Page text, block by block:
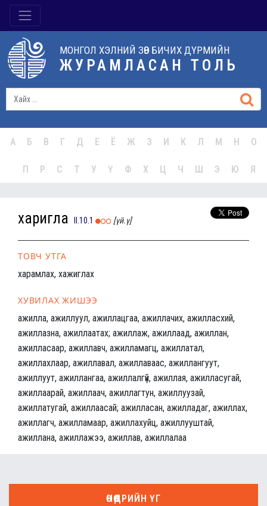
МОНГОЛ ХЭЛНИЙ ЗӨВ БИЧИХ ДҮРМИЙН
ЖУРАМЛАСАН ТОЛЬ
А Б В Г Д Е Ё Ж З И К Л М Н О
П Р С Т У Ү Ф Х Ц Ч Ш Э Ю Я
харигла II.10.1 [үй.ү]
ТОВЧ УТГА
харамлах, хажиглах
ХУВИЛАХ ЖИШЭЭ
ажилла, ажиллуул, ажиллацгаа, ажиллачих, ажилласхий,
ажиллазна, ажиллаатах; ажиллаж, ажиллаад, ажиллан,
ажилласаар, ажиллавч, ажилламагц, ажиллатал,
ажиллахлаар, ажиллавал, ажиллаваас, ажиллангуут,
ажиллуут, ажиллангаа, ажиллалгүй, ажиллая, ажилласугай,
ажиллаарай, ажиллаач, ажиллагтун, ажиллуузай,
ажиллатугай, ажиллаасай; ажилласан, ажилладаг, ажиллах,
ажиллагч, ажилламаар, ажиллахуйц, ажиллууштай,
ажиллана, ажиллажээ, ажиллав, ажиллалаа
ӨНӨӨДРИЙН ҮГ